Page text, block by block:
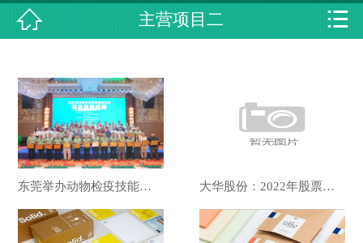
主营项目
最新动态
设备展示
资质荣誉
 主营项目二 
东莞举办动物检疫技能竞赛这个街道包揽个人、团体冠军 大华股份：2022年股票期权与限制性股票激励计划的激励对象名